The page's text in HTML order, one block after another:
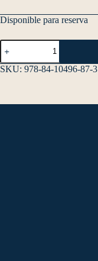
Disponible para reserva
SKU: 978-84-10496-87-3